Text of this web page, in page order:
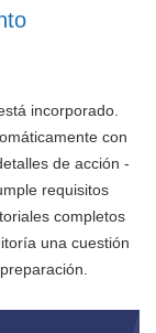
incorporado.
con
de acción -
requisitos
completos
una cuestión